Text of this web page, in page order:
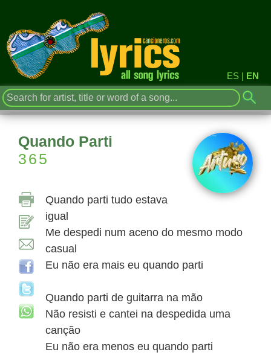
ES | EN
Quando Parti
365
Quando parti tudo estava
igual
Me despedi num aceno do mesmo modo
casual
Eu não era mais eu quando parti
Quando parti de guitarra na mão
Não resisti e cantei na despedida uma
canção
Eu não era menos eu quando parti